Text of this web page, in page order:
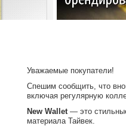
Уважаемые покупатели!
Спешим сообщить, что
включая регулярную
New Wallet — это
материала Тайвек.